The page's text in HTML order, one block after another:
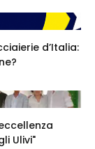
d’Italia:
Ulivi"